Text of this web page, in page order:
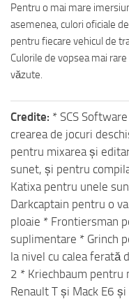
Pentru o mai mare
asemenea, culori oficiale
pentru fiecare vehicul de
Culorile de vopsea mai
văzute.
Credite: * SCS
crearea de jocuri
pentru mixarea și
sunet, și pentru
Katixa pentru unele
Darkcaptain pentru o
ploaie * Frontiersman
suplimentare * Grinch
la nivel cu calea ferată
2 * Kriechbaum
Renault T și Mack E6